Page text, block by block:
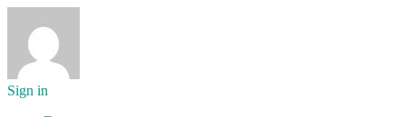
Sign in